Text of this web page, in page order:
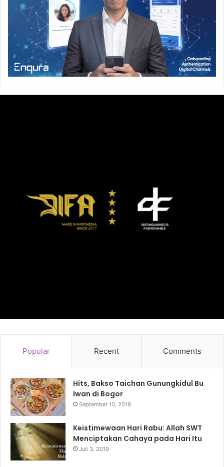
Popular Recent Comments
Hits, Bakso Taichan Gunungkidul Bu
Iwan di Bogor
September 10, 2019
Keistimewaan Hari Rabu: Allah SWT
Menciptakan Cahaya pada Hari Itu
Juli 3, 2019